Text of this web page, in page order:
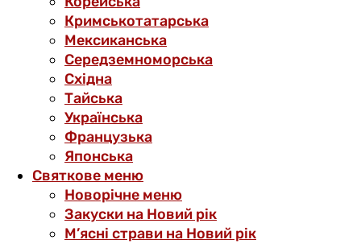
Кримськотатарська
Мексиканська
Середземноморська
Східна
Тайська
Українська
Французька
Японська
Святкове меню
Новорічне меню
Закуски на Новий рік
М’ясні страви на Новий рік